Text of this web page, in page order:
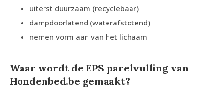
uiterst duurzaam (recyclebaar)
dampdoorlatend (waterafstotend)
nemen vorm aan van het lichaam
Waar wordt de EPS parelvulling van
Hondenbed.be gemaakt?